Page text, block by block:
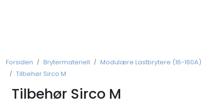
Forsiden Brytermateriell
Modulære Lastbrytere (16-160A)
Tilbehør Sirco M
Tilbehør Sirco M
Kobberforbindelser
Måling og Instrumentering